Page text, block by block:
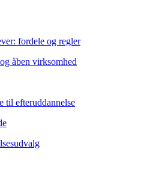
fordele og regler
åben virksomhed
til efteruddannelse